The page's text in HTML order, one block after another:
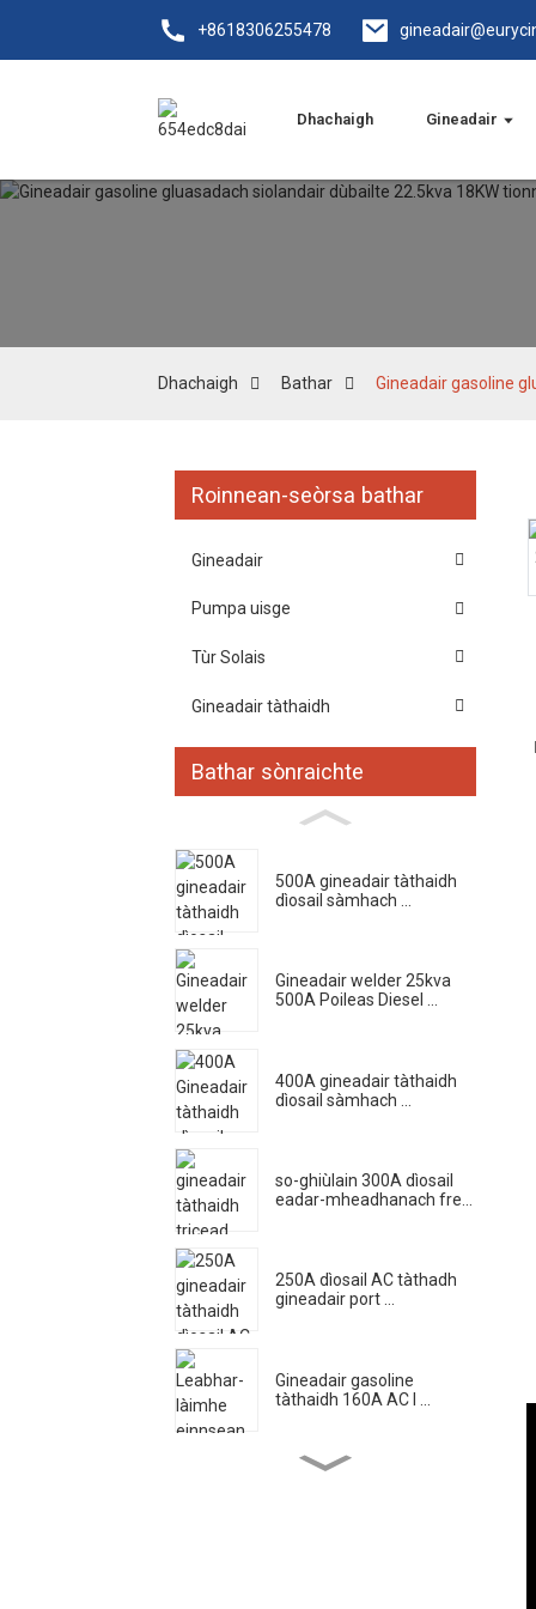
+8618306255478
Dhachaigh Gineadair
Dhachaigh Bathar Gineadair gasoline
Roinnean-seòrsa bathar
Gineadair
Pumpa uisge
Tùr Solais
Gineadair tàthaidh
Bathar sònraichte
500A gineadair tàthaidh
dìosail sàmhach ...
Gineadair welder 25kva
500A Poileas Diesel ...
400A gineadair tàthaidh
dìosail sàmhach ...
so-ghiùlain 300A dìosail
eadar-mheadhanach fre...
250A dìosail AC tàthadh
gineadair port ...
Gineadair gasoline
tàthaidh 160A AC l ...
Taigh-solais trèilear